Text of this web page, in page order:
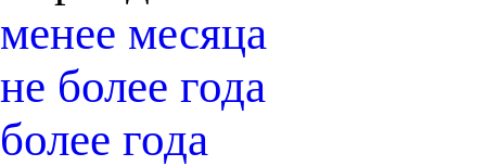
менее месяца
не более года
более года